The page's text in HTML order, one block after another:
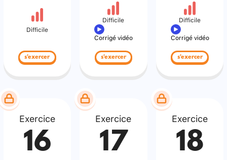
Difficile
s'exercer
Difficile
Corrigé vidéo
s'exercer
Difficile
Corrigé vidéo
s'exercer
Exercice
16
Exercice
17
Exercice
18